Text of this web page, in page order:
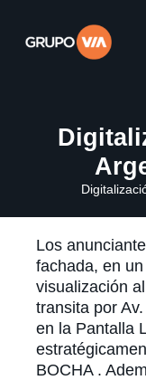
Los
fachada, en
visualización
transita por
en la Pantalla
BOCHA .